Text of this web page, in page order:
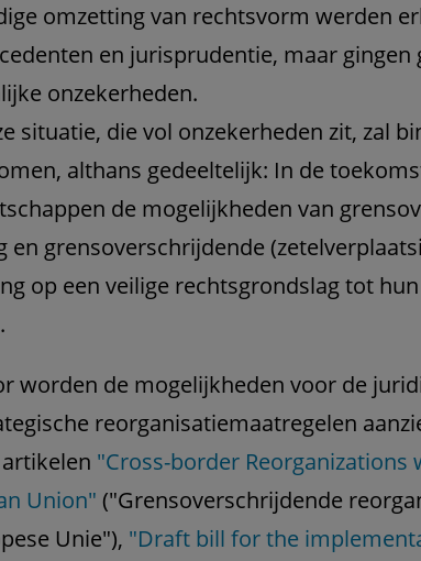
omzetting van rechtsvorm werden
en jurisprudentie, maar gingen
onzekerheden.
situatie, die vol onzekerheden zit, zal
althans gedeeltelijk: In de
de mogelijkheden van
en grensoverschrijdende
op een veilige rechtsgrondslag tot
worden de mogelijkheden voor de
reorganisatiemaatregelen
"Cross-border Reorganizations
Union" ("Grensoverschrijdende
Unie"), "Draft bill for the